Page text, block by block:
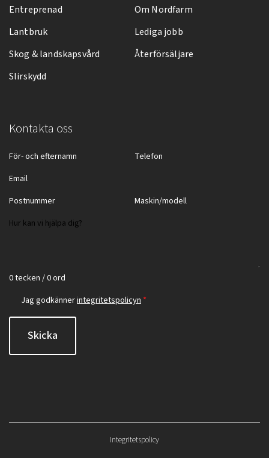
Entreprenad
Lantbruk
Skog & landskapsvård
Slirskydd
Om Nordfarm
Lediga jobb
Återförsäljare
Kontakta oss
0 tecken / 0 ord
Jag godkännerintegritetspolicyn *
Skicka
Integritetspolicy